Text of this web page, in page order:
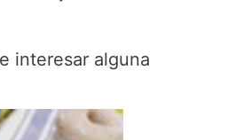
interesar alguna